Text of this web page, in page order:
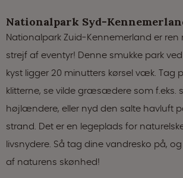
Nationalpark Syd-
Nationalpark Zuid-Kennemerland er
strejf af eventyr! Denne smukke park
kyst ligger 20 minutters kørsel væk. Tag
klitterne, se vilde græsædere som f.eks.
højlændere, eller nyd den salte havluft
strand. Det er en legeplads for
livsnydere. Så tag dine vandresko på,
af naturens skønhed!